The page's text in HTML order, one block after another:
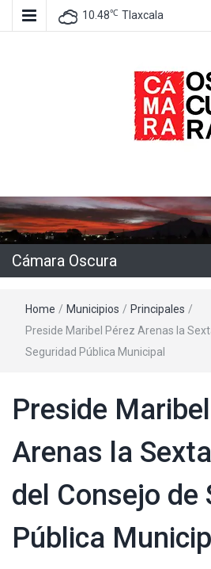
10.48℃ Tlaxcala
Cámara Oscura
Home / Municipios / Principales /
Preside Maribel Pérez Arenas la
Seguridad Pública Municipal
Preside
Arenas la
del Consejo de
Pública